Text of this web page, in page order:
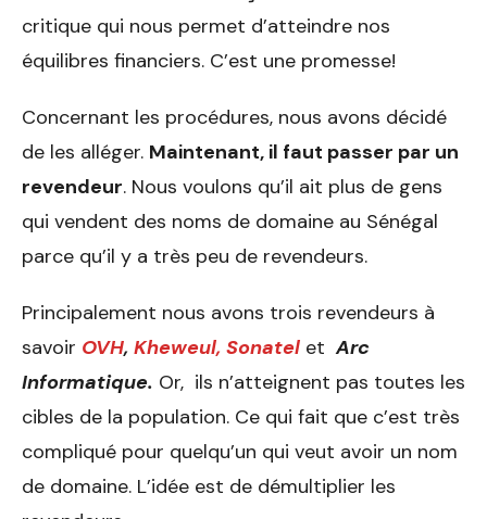
critique qui nous permet d’atteindre nos
équilibres financiers. C’est une promesse!
Concernant les procédures, nous avons décidé
de les alléger. Maintenant, il faut passer par un
revendeur. Nous voulons qu’il ait plus de gens
qui vendent des noms de domaine au Sénégal
parce qu’il y a très peu de revendeurs.
Principalement nous avons trois revendeurs à
savoir OVH, Kheweul, Sonatel et Arc
Informatique. Or, ils n’atteignent pas toutes les
cibles de la population. Ce qui fait que c’est très
compliqué pour quelqu’un qui veut avoir un nom
de domaine. L’idée est de démultiplier les